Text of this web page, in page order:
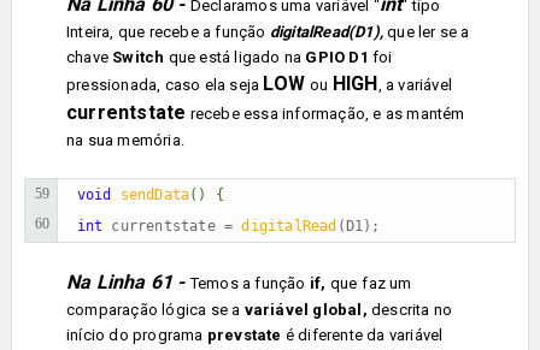
Declaramos uma variável " "tipo
Inteira, que recebe a função digitalRead(D1),que ler se a
chave Switch que está ligado na GPIO D1 foi
pressionada, caso ela seja LOWou HIGH, a variável
currentstate recebe essa informação, e as mantém
na sua memória.
59
60
void sendData() {
int currentstate = digitalRead (D1);
Na Linha 61 -Temos a função if, que faz um
comparação lógica se a variável global, descrita no
início do programa prevstate é diferente da variável